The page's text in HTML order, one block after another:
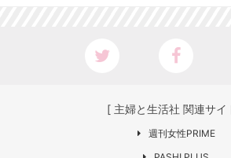
[ 主婦と生活社 関連サイ
週刊女性PRIME